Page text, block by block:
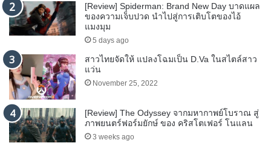
[Review] Spiderman: Brand New Day บาดแผล
ของความเจ็บปวด นำไปสู่การเติบโตของไอ้
แมงมุม
5 days ago
สาวไทยจัดให้ แปลงโฉมเป็น D.Va ในสไตล์สาว
แว่น
November 25, 2022
[Review] The Odyssey จากมหากาพย์โบราณ สู่
ภาพยนตร์ฟอร์มยักษ์ ของ คริสโตเฟอร์ โนแลน
3 weeks ago